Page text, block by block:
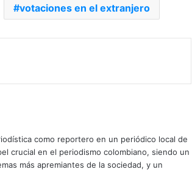
votaciones en el extranjero
como reportero en un periódico local de
crucial en el periodismo colombiano, siendo un
más apremiantes de la sociedad, y un